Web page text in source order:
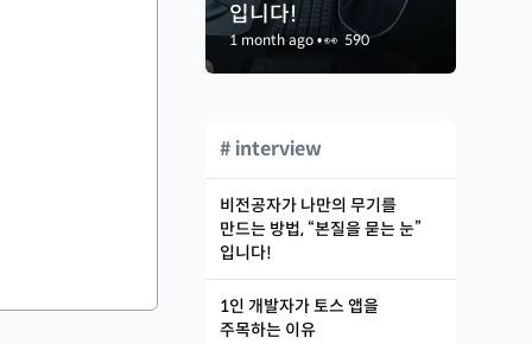
입니다!
1 month ago•👀 590
# interview
비전공자가 나만의 무기를
만드는 방법, “본질을 묻는 눈”
입니다!
1인 개발자가 토스 앱을
주목하는 이유